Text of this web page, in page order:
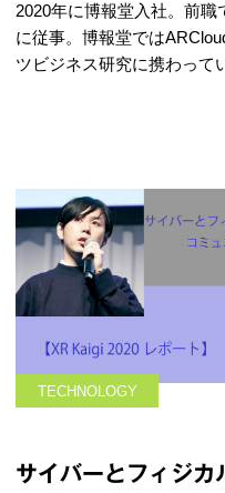
2020年に博報堂入社。前
に従事。博報堂では
ツビジネス研究に携わって
TECHNOLOGY
サイバーとフィジカ